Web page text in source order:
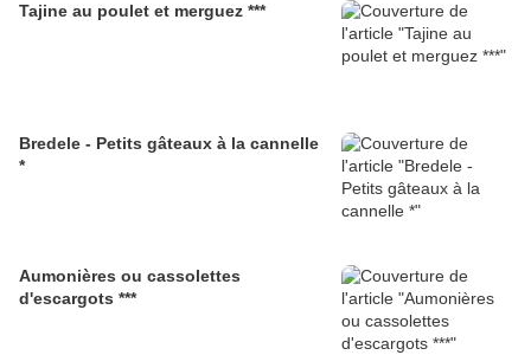
Tajine au poulet et merguez ***
Bredele - Petits gâteaux à la cannelle
*
Aumonières ou cassolettes
d'escargots ***